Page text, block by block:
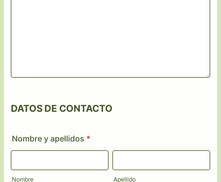
DATOS DE CONTACTO
Nombre y apellidos *
Nombre Apellido